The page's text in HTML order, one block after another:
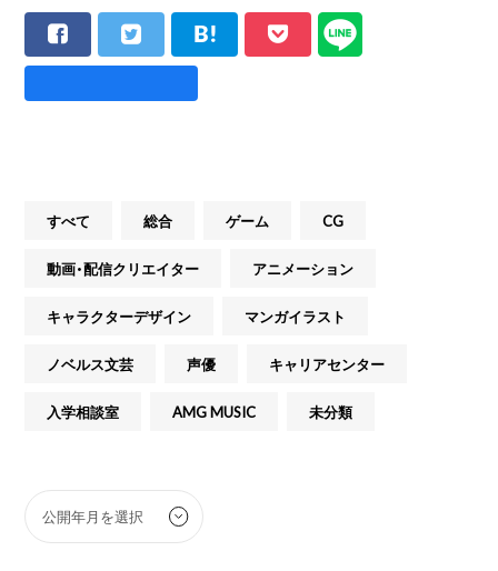
すべて 総合 ゲーム CG
動画・配信クリエイター アニメーション
キャラクターデザイン マンガイラスト
ノベルス文芸 声優 キャリアセンター
入学相談室 AMG MUSIC 未分類